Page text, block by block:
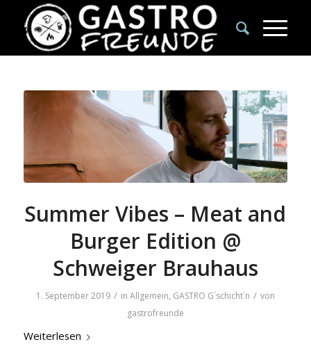
Summer Vibes – Meat and
Burger Edition @
Schweiger Brauhaus
1. September 2019 / in Allgemein, GASTRO G´schicht´n / von
gastrofreunde
Weiterlesen